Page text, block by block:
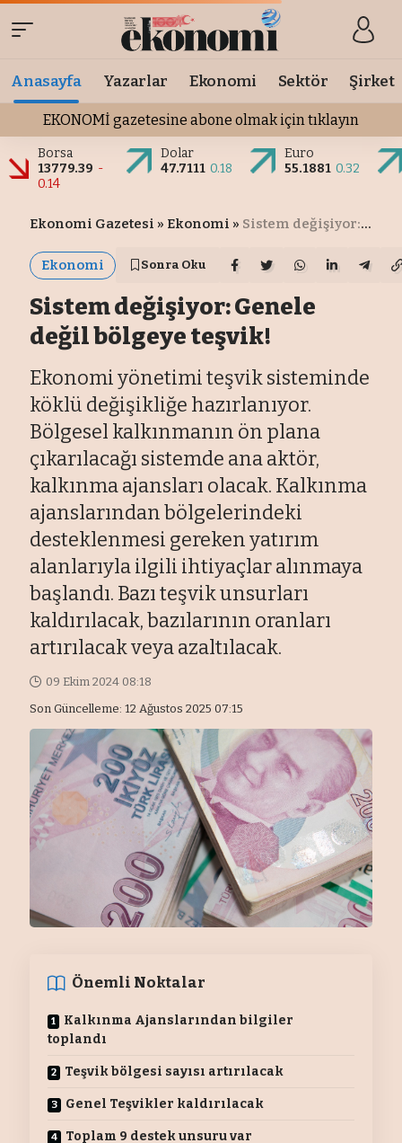
Anasayfa Yazarlar Ekonomi Sektör Şirket
EKONOMİ gazetesine abone olmak için tıklayın
Borsa
13779.39 -
0.14
Dolar
47.7111 0.18
Euro
55.1881 0.32
Ekonomi Gazetesi » Ekonomi » Sistem değişiyor: Genele değil bölgeye teşvik!
Ekonomi Sonra Oku
Sistem değişiyor: Genele
değil bölgeye teşvik!
Ekonomi yönetimi teşvik sisteminde
köklü değişikliğe hazırlanıyor.
Bölgesel kalkınmanın ön plana
çıkarılacağı sistemde ana aktör,
kalkınma ajansları olacak. Kalkınma
ajanslarından bölgelerindeki
desteklenmesi gereken yatırım
alanlarıyla ilgili ihtiyaçlar alınmaya
başlandı. Bazı teşvik unsurları
kaldırılacak, bazılarının oranları
artırılacak veya azaltılacak.
Son Güncelleme: 12 Ağustos 2025 07:15
09 Ekim 2024 08:18
Önemli Noktalar
Kalkınma Ajanslarından bilgiler
toplandı
Teşvik bölgesi sayısı artırılacak
Genel Teşvikler kaldırılacak
Toplam 9 destek unsuru var